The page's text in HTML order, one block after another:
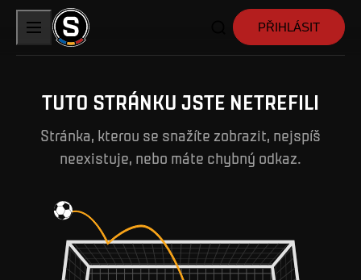
PŘIHLÁSIT
TUTO STRÁNKU JSTE NETREFILI
Stránka, kterou se snažíte zobrazit, nejspíš
neexistuje, nebo máte chybný odkaz.